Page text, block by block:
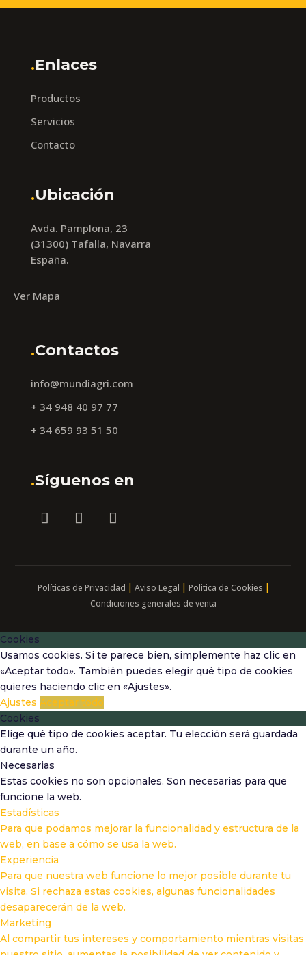
.Enlaces
Productos
Servicios
Contacto
.Ubicación
Avda. Pamplona, 23
(31300) Tafalla, Navarra
España.
Ver Mapa
.Contactos
info@mundiagri.com
+ 34 948 40 97 77
+ 34 659 93 51 50
.Síguenos en
Políticas de Privacidad | Aviso Legal | Politica de Cookies |
Condiciones generales de venta
Cookies
Usamos cookies. Si te parece bien, simplemente haz clic en
«Aceptar todo». También puedes elegir qué tipo de cookies
quieres haciendo clic en «Ajustes».
Ajustes Aceptar todo
Cookies
Elige qué tipo de cookies aceptar. Tu elección será guardada
durante un año.
Necesarias
Estas cookies no son opcionales. Son necesarias para que
funcione la web.
Estadísticas
Para que podamos mejorar la funcionalidad y estructura de la
web, en base a cómo se usa la web.
Experiencia
Para que nuestra web funcione lo mejor posible durante tu
visita. Si rechaza estas cookies, algunas funcionalidades
desaparecerán de la web.
Marketing
Al compartir tus intereses y comportamiento mientras visitas